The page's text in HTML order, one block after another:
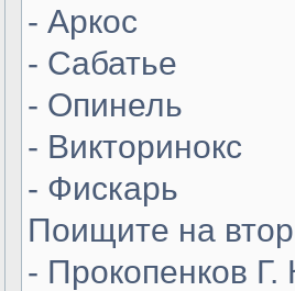
- Аркос
- Сабатье
- Опинель
- Викторинокс
- Фискарь
Поищите на
- Прокопенков Г.